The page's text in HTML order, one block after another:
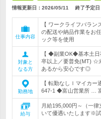
情報更新日：2026/05/11 終了予定日
仕事内容
【 ワークライフバラ
の配送や納品作業をお
ック等を使用
対象と
なる方
【 ◆副業OK◆基本土
卒以上／要普免(MT) ☆
あるから安心です◎
勤務地
【 転勤なしｌマイカ
647-1 ◆富山営業所 …
給与
月給195,000円～（一
いて優遇いたします※